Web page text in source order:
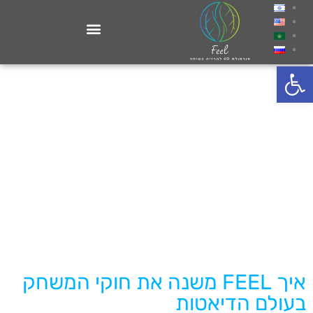
פתח סרגל נגישות
איך FEEL משנה את חוקי המשחק
בעולם הדיאטות